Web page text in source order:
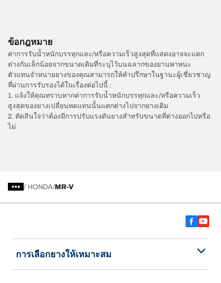
ข้อกฎหมาย
ค่าการรับน้ำหนักบรรทุกและ/หรือความเร็วสูงสุดที่แสดงอาจจะแตก
ต่างกันเล็กน้อยจากขนาดเดิมที่ระบุไว้บนฉลากของยานพาหนะ
ตัวแทนจำหน่ายยางของคุณสามารถให้คำปรึกษาในฐานะผู้เชี่ยวชาญ
ที่ผ่านการรับรองได้ในเรื่องต่อไปนี้ :
1. แจ้งให้คุณทราบหากค่าการรับน้ำหนักบรรทุกและ/หรือความเร็ว
สูงสุดของยางเปลี่ยนทดแทนนั้นแตกต่างไปจากยางเดิม
2. ตัดสินใจว่าต้องมีการปรับแรงดันยางสำหรับขนาดที่ต่างออกไปหรือ
ไม่
/ HONDA MR-V
การเลือกยางให้เหมาะสม